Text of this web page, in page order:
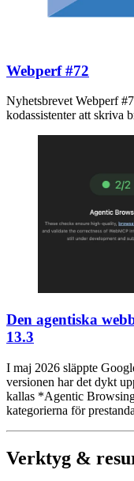
Webperf #72
Nyhetsbrevet Webperf
kodassistenter att skriva
Den agentiska
13.3
I maj 2026 släppte
versionen har det dykt
kallas *Agentic
kategorierna för
Verktyg &